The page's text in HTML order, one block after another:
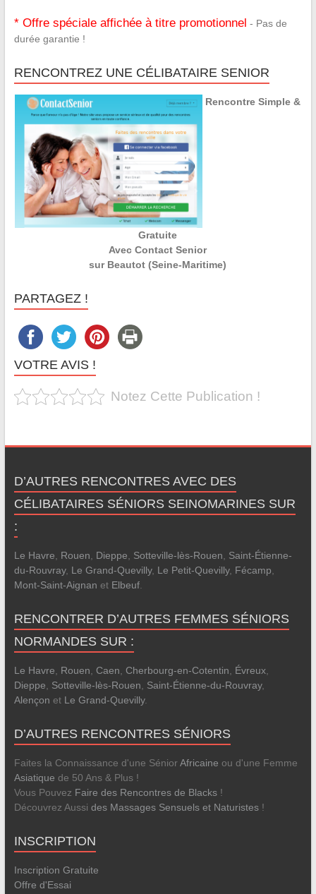
* Offre spéciale affichée à titre promotionnel - Pas de
durée garantie !
RENCONTREZ UNE CÉLIBATAIRE SENIOR
Rencontre Simple &
Gratuite
Avec Contact Senior
sur Beautot (Seine-Maritime)
PARTAGEZ !
VOTRE AVIS !
Notez Cette Publication !
D’AUTRES RENCONTRES AVEC DES
CÉLIBATAIRES SÉNIORS SEINOMARINES SUR
:
Le Havre Rouen Dieppe Sotteville-lès-Rouen
Saint-Étienne-
du-Rouvray, Le Grand-Quevilly, Le Petit-Quevilly, Fécamp
Mont-Saint-Aignan et Elbeuf.
RENCONTRER D’AUTRES FEMMES SÉNIORS
NORMANDES SUR :
Le Havre Rouen Caen Cherbourg-en-Cotentin Évreux,
Dieppe
Sotteville-lès-Rouen Saint-Étienne-du-Rouvray,
Alençon et Le Grand-Quevilly.
D’AUTRES RENCONTRES SÉNIORS
Faites la Connaissance d'une SéniorAfricaine ou d'une Femme
Asiatique de 50 Ans & Plus !
Vous Pouvez Faire des Rencontres de Blacks!
Découvrez Aussi des Massages Sensuels et Naturistes!
INSCRIPTION
Inscription Gratuite
Offre d'Essai